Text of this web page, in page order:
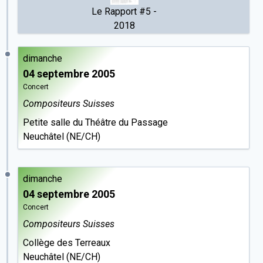
Le Rapport #5 -
2018
dimanche
04 septembre 2005
Concert
Compositeurs Suisses
Petite salle du Théâtre du Passage
Neuchâtel (NE/CH)
dimanche
04 septembre 2005
Concert
Compositeurs Suisses
Collège des Terreaux
Neuchâtel (NE/CH)